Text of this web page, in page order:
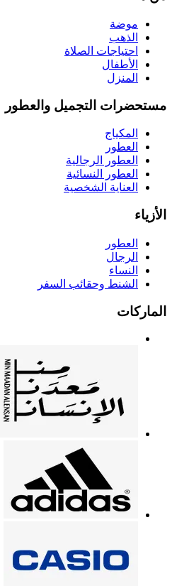
موضة
الذهب
احتياجات الصلاة
الأطفال
المنزل
مستحضرات التجميل والعطور
المكياج
العطور
العطور الرجالية
العطور النسائية
العناية الشخصية
الأزياء
العطور
الرجال
النساء
الشنط وحقائب السفر
الماركات